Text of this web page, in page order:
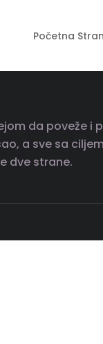
Početna
da poveže i
a sve sa
dve strane.